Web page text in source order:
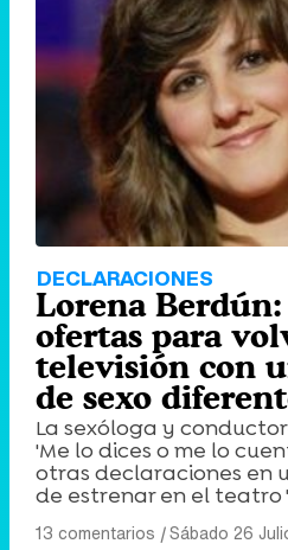
DECLARACIONES
Lorena Berdún:
ofertas para
televisión con
de sexo
La sexóloga y
'Me lo dices o me lo
otras declaraciones en
de estrenar en el teatro
13 comentarios |Sábado 26